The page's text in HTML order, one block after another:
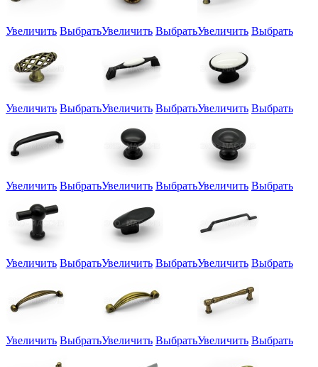
Увеличить ВыбратьУвеличить ВыбратьУвеличить Выбрать
Увеличить ВыбратьУвеличить ВыбратьУвеличить Выбрать
Увеличить ВыбратьУвеличить ВыбратьУвеличить Выбрать
Увеличить ВыбратьУвеличить ВыбратьУвеличить Выбрать
Увеличить ВыбратьУвеличить ВыбратьУвеличить Выбрать